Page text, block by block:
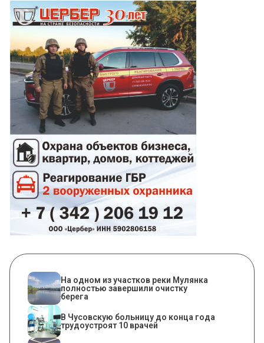
На одном из участков реки Мулянка
полностью завершили очистку
берега
В Чусовскую больницу до конца года
трудоустроят 10 врачей